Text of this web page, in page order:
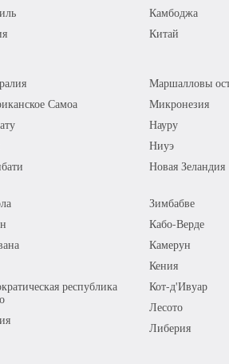
Камбоджа
Китай
Самоа
Маршалловы
Микронезия
Науру
Ниуэ
Новая Зеландия
республика
Зимбабве
Кабо-Верде
Камерун
Кения
Кот-д'Ивуар
Лесото
Либерия